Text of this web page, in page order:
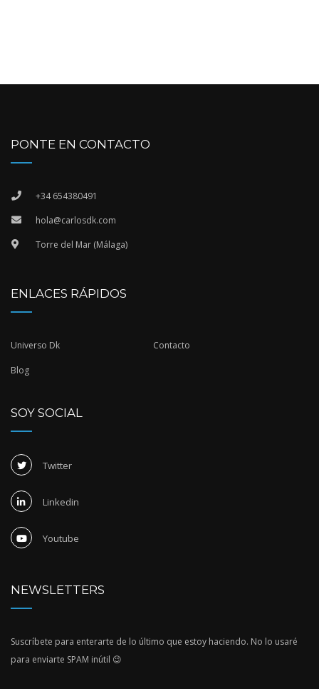
PONTE EN CONTACTO
+34 654380491
hola@carlosdk.com
Torre del Mar (Málaga)
ENLACES RÁPIDOS
Universo Dk Contacto
Blog
SOY SOCIAL
Twitter
Linkedin
Youtube
NEWSLETTERS
Suscríbete para enterarte de lo último que estoy haciendo. No lo usaré
para enviarte SPAM inútil 😉